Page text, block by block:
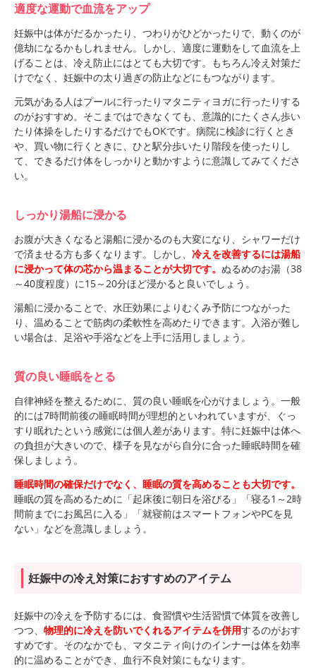
適度な運動で血流をアップ
妊娠中は体がだるかったり、つわりがひどかったりで、動くのが
億劫になるかもしれません。しかし、適度に運動をして血流を上
げることは、冷え防止にはとても大切です。もちろん冷え対策だ
けでなく、妊娠中の太り過ぎの防止などにもつながります。
元気がある人はプールに行ったりマタニティヨガに行ったりする
のがおすすめ。そこまではできなくても、意識的にたくさん歩い
たり体操をしたりするだけでもOKです。病院に検診に行くとき
や、買い物に行くときに、ひと駅分歩いたり階段を使ったりし
て、できるだけ体をしっかりと動かすように意識してみてくださ
い。
しっかり湯船に浸かる
お腹が大きくなると湯船に浸かるのも大変になり、シャワーだけ
で済ませる方も多くなります。しかし、 冷えを改善するには湯船
に浸かって体の芯から温まることが大切です。 ぬるめのお湯（38
～40度程度）に15～20分ほど浸かると良いでしょう。
湯船に浸かることで、水圧効果によりむくみ予防につながった
り、温めることで筋肉の柔軟性を高めたりできます。入浴が難し
い場合は、足浴や手浴などを上手に活用しましょう。
質の良い睡眠をとる
自律神経を整えるために、質の良い睡眠を心がけましょう。一般
的には7時間前後の睡眠時間が理想的といわれていますが、ぐっ
すり眠れたという感覚には個人差があります。特に妊娠中は体へ
の負担が大きいので、様子を見ながら自分に合った睡眠時間を確
保しましょう。
睡眠時間の確保だけでなく、睡眠の質を高めることも大切です。
睡眠の質を高めるために「起床後に朝日を浴びる」「寝る1～2時
間前までにお風呂に入る」「就寝前はスマートフォンやPCを見
ない」などを意識しましょう。
妊娠中の冷え対策におすすめのアイテム
妊娠中の冷えを予防するには、食習慣や生活習慣で体質を改善し
つつ、 物理的に冷えを防いでくれるアイテムを併用するのがおす
すめです。そのなかでも、マタニティ向けのインナーは体を効率
的に温めることができ、血行不良対策にもなります。